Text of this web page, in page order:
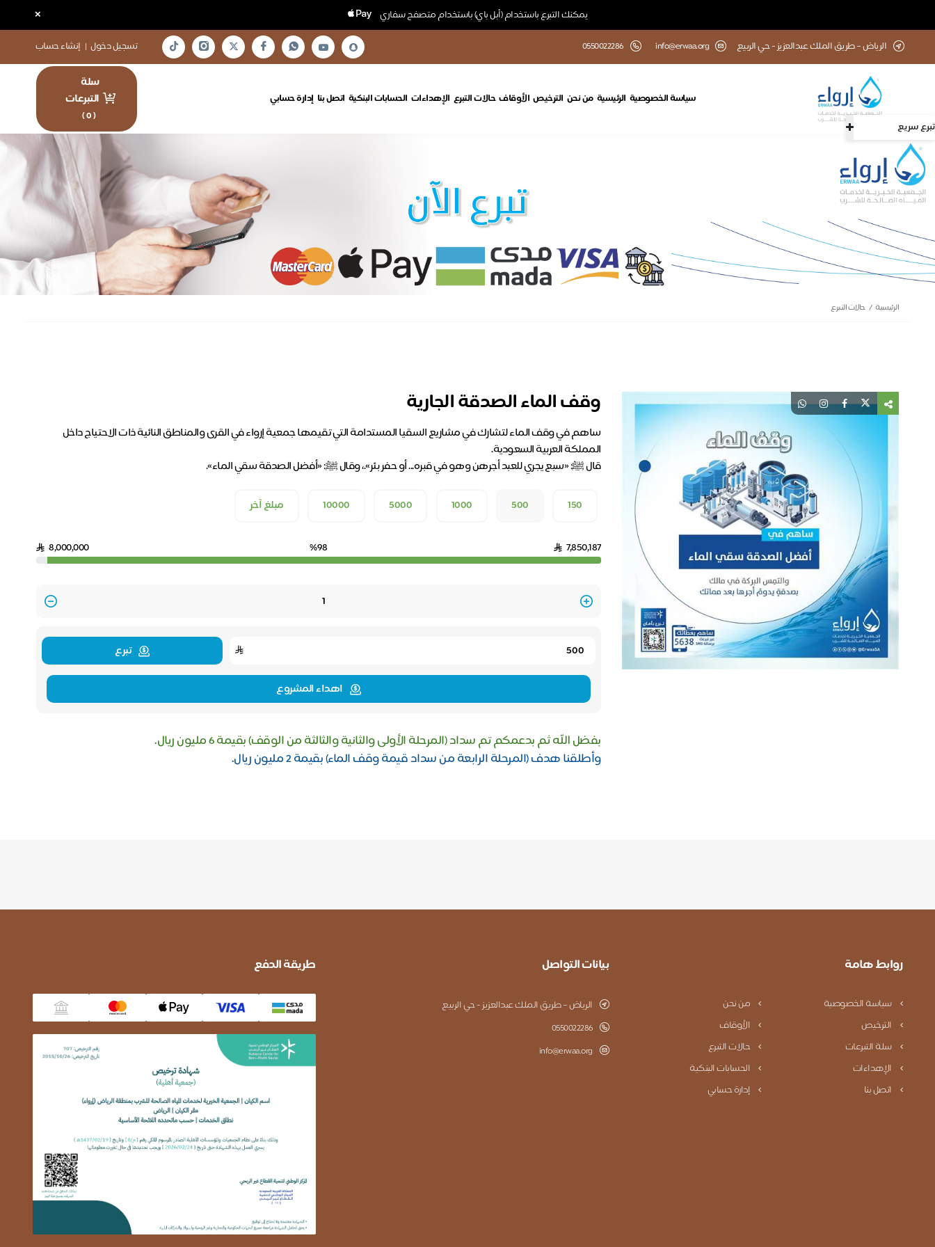
يمكنك التبرع باستخدام (أبل باي) باستخدام متصفح سفاري ×
تبرع سريع
الرياض – طريق الملك عبدالعزيز - حي الربيع info@erwaa.org
0550022286 تسجيل دخول | إنشاء حساب
سياسة الخصوصية الرئيسية من نحن الترخيص الأوقاف حالات التبرع الإهداءات الحسابات البنكية اتصل بنا إدارة حسابي
سلة
التبرعات
(
0
)
الرئيسية حالات التبرع
وقف الماء الصدقة الجارية
ساهم في وقف الماء لتشارك في مشاريع السقيا المستدامة التي تقيمها جمعية إرواء في القرى والمناطق النائية ذات الاحتياج داخل
المملكة العربية السعودية.
قال ﷺ: «سبع يجري للعبد أجرهن وهو في قبره... أو حفر بئر».، وقال ﷺ: «أفضل الصدقة سقي الماء».
150
500
1000
5000
10000 مبلغ آخر
7,850,187
%98
8,000,000
Quantity
تبرع
اهداء المشروع
بفضل الله ثم بدعمكم تم سداد (المرحلة الأولى والثانية والثالثة من الوقف) بقيمة 6 مليون ريال.
وأطلقنا هدف (المرحلة الرابعة من سداد قيمة وقف الماء) بقيمة 2 مليون ريال.
روابط هامة
سياسة الخصوصية
من نحن
الترخيص
الأوقاف
سلة التبرعات
حالات التبرع
الإهداءات
الحسابات البنكية
اتصل بنا
إدارة حسابي
بيانات التواصل
الرياض – طريق الملك عبدالعزيز - حي الربيع
0550022286
info@erwaa.org
طريقة الدفع